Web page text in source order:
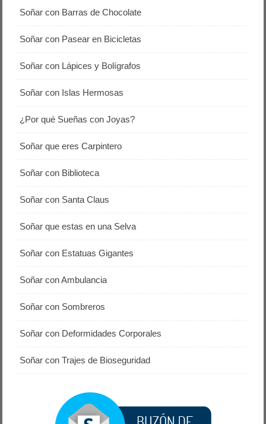
Soñar con Barras de Chocolate
Soñar con Pasear en Bicicletas
Soñar con Lápices y Bolígrafos
Soñar con Islas Hermosas
¿Por qué Sueñas con Joyas?
Soñar que eres Carpintero
Soñar con Biblioteca
Soñar con Santa Claus
Soñar que estas en una Selva
Soñar con Estatuas Gigantes
Soñar con Ambulancia
Soñar con Sombreros
Soñar con Deformidades Corporales
Soñar con Trajes de Bioseguridad